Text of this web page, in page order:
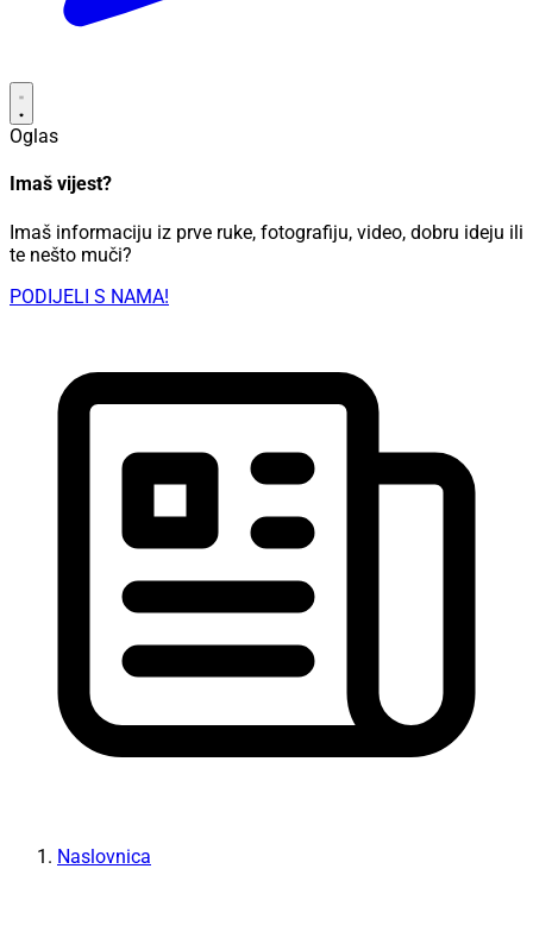
Oglas
Imaš vijest?
Imaš informaciju iz prve ruke, fotografiju, video, dobru ideju ili
te nešto muči?
PODIJELI S NAMA!
Naslovnica